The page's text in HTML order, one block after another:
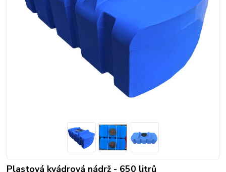
Plastová kvádrová nádrž - 650 litrů